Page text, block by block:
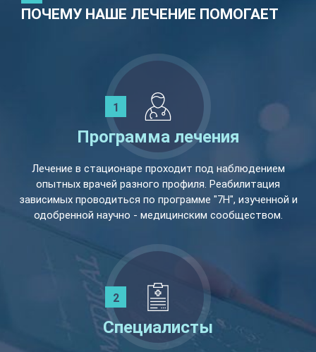
ПОЧЕМУ НАШЕ ЛЕЧЕНИЕ ПОМОГАЕТ
Программа лечения
Лечение в стационаре проходит под наблюдением
опытных врачей разного профиля. Реабилитация
зависимых проводиться по программе "7Н", изученной и
одобренной научно - медицинским сообществом.
Специалисты